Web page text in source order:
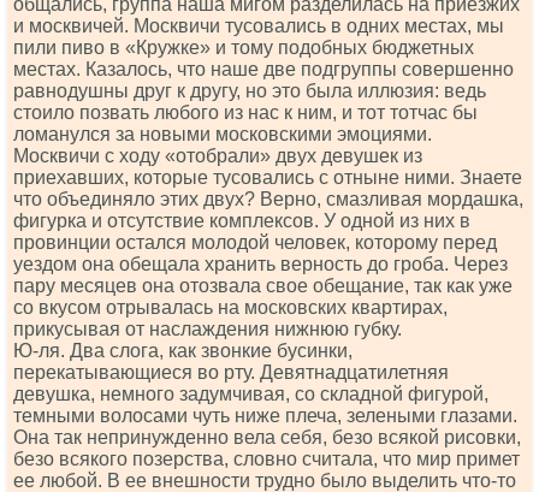
общались, группа наша мигом разделилась на приезжих
и москвичей. Москвичи тусовались в одних местах, мы
пили пиво в «Кружке» и тому подобных бюджетных
местах. Казалось, что наше две подгруппы совершенно
равнодушны друг к другу, но это была иллюзия: ведь
стоило позвать любого из нас к ним, и тот тотчас бы
ломанулся за новыми московскими эмоциями.
Москвичи с ходу «отобрали» двух девушек из
приехавших, которые тусовались с отныне ними. Знаете
что объединяло этих двух? Верно, смазливая мордашка,
фигурка и отсутствие комплексов. У одной из них в
провинции остался молодой человек, которому перед
уездом она обещала хранить верность до гроба. Через
пару месяцев она отозвала свое обещание, так как уже
со вкусом отрывалась на московских квартирах,
прикусывая от наслаждения нижнюю губку.
Ю-ля. Два слога, как звонкие бусинки,
перекатывающиеся во рту. Девятнадцатилетняя
девушка, немного задумчивая, со складной фигурой,
темными волосами чуть ниже плеча, зелеными глазами.
Она так непринужденно вела себя, безо всякой рисовки,
безо всякого позерства, словно считала, что мир примет
ее любой. В ее внешности трудно было выделить что-то